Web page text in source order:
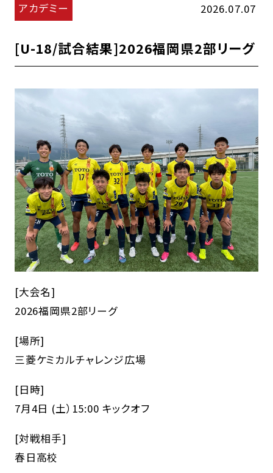
アカデミー 2026.07.07
[U-18/試合結果]2026福岡県2部リーグ
[大会名]
2026福岡県2部リーグ
[場所]
三菱ケミカルチャレンジ広場
[日時]
7月4日 (土）15:00 キックオフ
[対戦相手]
春日高校